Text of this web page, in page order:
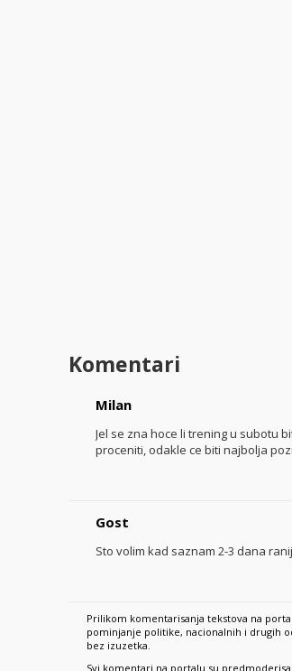
Komentari
Milan
Jel se zna hoce li trening u subotu
proceniti, odakle ce biti najbolja
Gost
Sto volim kad saznam 2-3 dana
Prilikom komentarisanja tekstova na
pominjanje politike, nacionalnih i drugih
bez izuzetka.
Svi komentari na portalu su